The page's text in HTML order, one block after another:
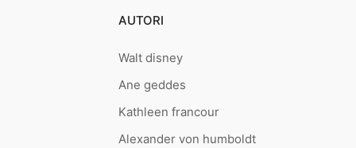
AUTORI
Walt disney
Ane geddes
Kathleen francour
Alexander von humboldt